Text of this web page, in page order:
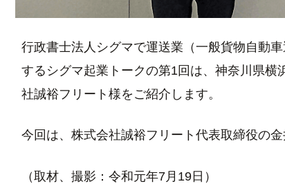
行政書士法人シグマで運送業（一般貨物自動
するシグマ起業トークの第1回は、神奈川県
社誠裕フリート様をご紹介します。
今回は、株式会社誠裕フリート代表取締役の
（取材、撮影：令和元年7月19日）